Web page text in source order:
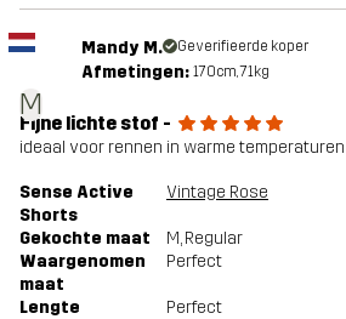
M
Mandy M. Geverifieerde koper
Afmetingen: 170cm, 71kg
Fijne lichte stof -
ideaal voor rennen in warme temperaturen
Sense Active
Shorts
Vintage Rose
Gekochte maat M, Regular
Waargenomen
maat
Perfect
Lengte Perfect